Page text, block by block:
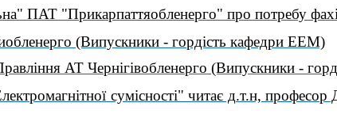
ПАТ "Прикарпаттяобленерго" про потребу
(Випускники - гордість кафедри ЕЕМ)
АТ Чернігівобленерго (Випускники -
"Електромагнітної сумісності" читає д.т.н,